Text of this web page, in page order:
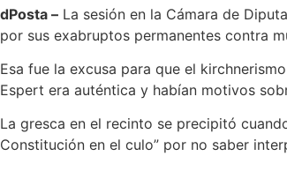
dPosta – La sesión en la Cámara de
por sus exabruptos permanentes contra
Esa fue la excusa para que el
Espert era auténtica y habían motivos
La gresca en el recinto se precipitó
Constitución en el culo” por no saber